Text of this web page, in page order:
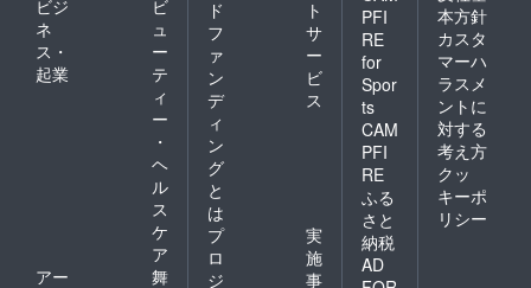
ビジ
ネ
ス・
起業
ビ
ュ
ー
テ
ィ
ー
・
ヘ
ル
ス
ケ
ア
アー
舞
ド
フ
ァ
ン
デ
ィ
ン
グ
と
は
ト
サ
ー
ビ
ス
プ
ロ
ジ
実
施
事
PFI
RE
for
Spor
ts
CAM
PFI
RE
ふる
さと
納税
AD
本方針
カスタ
マーハ
ラスメ
ントに
対する
考え方
クッ
キーポ
リシー